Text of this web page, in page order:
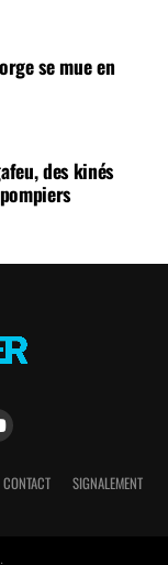
se mue en
des kinés
CONTACT SIGNALEMENT